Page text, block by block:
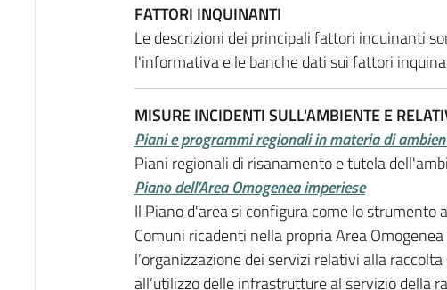
FATTORI INQUINANTI
Le descrizioni dei principali fattori inquinanti
l'informativa e le banche dati sui fattori
MISURE INCIDENTI SULL'AMBIENTE E
Piani e programmi regionali in materia di
Piani regionali di risanamento e tutela
Piano dell’Area Omogenea imperiese
Il Piano d'area si configura come lo
Comuni ricadenti nella propria Area
l’organizzazione dei servizi relativi alla
all’utilizzo delle infrastrutture al servizio della